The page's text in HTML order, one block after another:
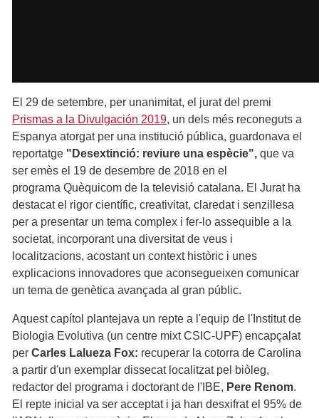
El 29 de setembre, per unanimitat, el jurat del premi
Prismas a la Divulgación 2019, un dels més reconeguts a
Espanya atorgat per una institució pública, guardonava el
reportatge "Desextinció: reviure una espècie", que va
ser emès el 19 de desembre de 2018 en el
programa Quèquicom de la televisió catalana. El Jurat ha
destacat el rigor científic, creativitat, claredat i senzillesa
per a presentar un tema complex i fer-lo assequible a la
societat, incorporant una diversitat de veus i
localitzacions, acostant un context històric i unes
explicacions innovadores que aconsegueixen comunicar
un tema de genètica avançada al gran públic.
Aquest capítol plantejava un repte a l'equip de l'Institut de
Biologia Evolutiva (un centre mixt CSIC-UPF) encapçalat
per Carles Lalueza Fox: recuperar la cotorra de Carolina
a partir d'un exemplar dissecat localitzat pel biòleg,
redactor del programa i doctorant de l'IBE, Pere Renom.
El repte inicial va ser acceptat i ja han desxifrat el 95% de